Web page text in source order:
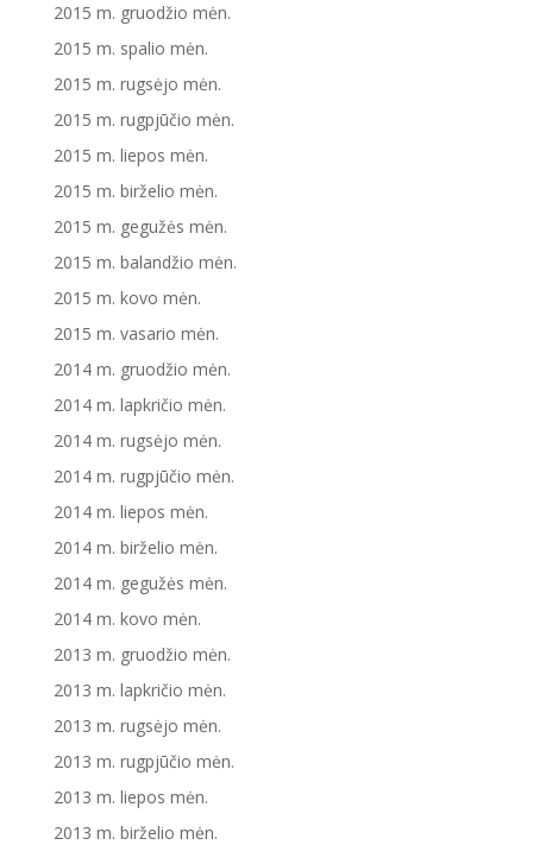
2015 m. gruodžio mėn.
2015 m. spalio mėn.
2015 m. rugsėjo mėn.
2015 m. rugpjūčio mėn.
2015 m. liepos mėn.
2015 m. birželio mėn.
2015 m. gegužės mėn.
2015 m. balandžio mėn.
2015 m. kovo mėn.
2015 m. vasario mėn.
2014 m. gruodžio mėn.
2014 m. lapkričio mėn.
2014 m. rugsėjo mėn.
2014 m. rugpjūčio mėn.
2014 m. liepos mėn.
2014 m. birželio mėn.
2014 m. gegužės mėn.
2014 m. kovo mėn.
2013 m. gruodžio mėn.
2013 m. lapkričio mėn.
2013 m. rugsėjo mėn.
2013 m. rugpjūčio mėn.
2013 m. liepos mėn.
2013 m. birželio mėn.